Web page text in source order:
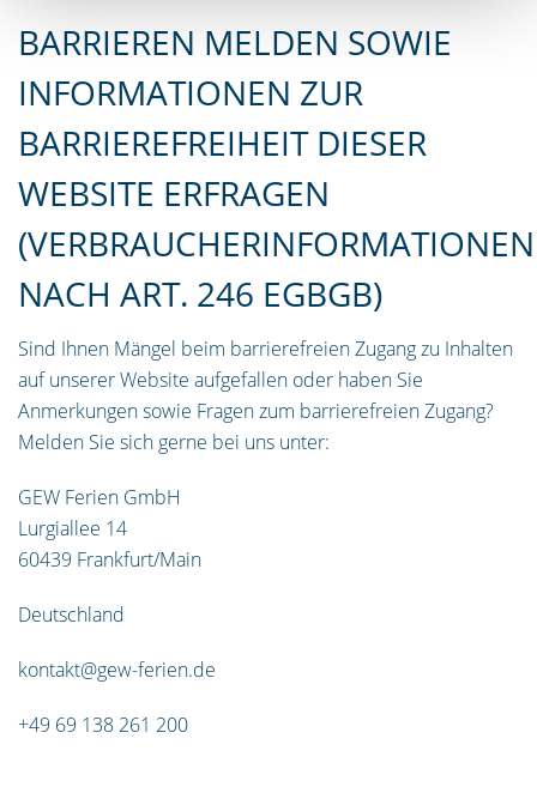
BARRIEREN MELDEN SOWIE
INFORMATIONEN ZUR
BARRIEREFREIHEIT DIESER
WEBSITE ERFRAGEN
(VERBRAUCHERINFORMATIONEN
NACH ART. 246 EGBGB)
Sind Ihnen Mängel beim barrierefreien Zugang zu Inhalten
auf unserer Website aufgefallen oder haben Sie
Anmerkungen sowie Fragen zum barrierefreien Zugang?
Melden Sie sich gerne bei uns unter:
GEW Ferien GmbH
Lurgiallee 14
60439 Frankfurt/Main
Deutschland
kontakt@gew-ferien.de
+49 69 138 261 200